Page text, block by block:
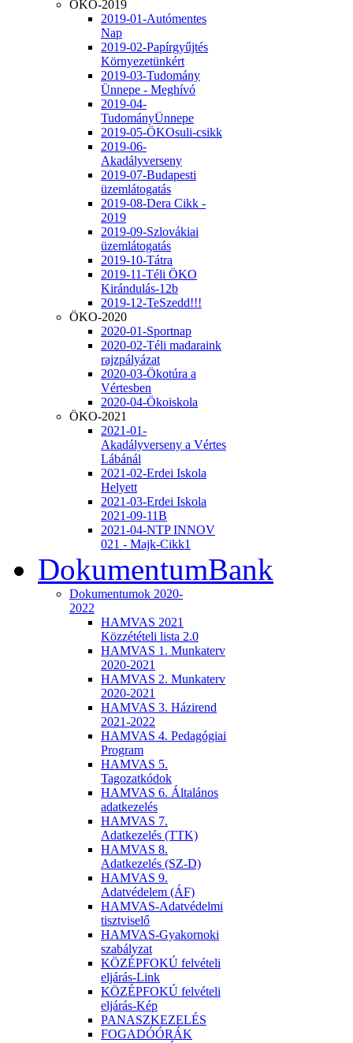
ÖKO-2019
2019-01-Autómentes
Nap
2019-02-Papírgyűjtés
Környezetünkért
2019-03-Tudomány
Ünnepe - Meghívó
2019-04-
TudományÜnnepe
2019-05-ÖKOsuli-csikk
2019-06-
Akadályverseny
2019-07-Budapesti
üzemlátogatás
2019-08-Dera Cikk -
2019
2019-09-Szlovákiai
üzemlátogatás
2019-10-Tátra
2019-11-Téli ÖKO
Kirándulás-12b
2019-12-TeSzedd!!!
ÖKO-2020
2020-01-Sportnap
2020-02-Téli madaraink
rajzpályázat
2020-03-Ökotúra a
Vértesben
2020-04-Ökoiskola
ÖKO-2021
2021-01-
Akadályverseny a Vértes
Lábánál
2021-02-Erdei Iskola
Helyett
2021-03-Erdei Iskola
2021-09-11B
2021-04-NTP INNOV
021 - Majk-Cikk1
DokumentumBank
Dokumentumok 2020-
2022
HAMVAS 2021
Közzétételi lista 2.0
HAMVAS 1. Munkaterv
2020-2021
HAMVAS 2. Munkaterv
2020-2021
HAMVAS 3. Házirend
2021-2022
HAMVAS 4. Pedagógiai
Program
HAMVAS 5.
Tagozatkódok
HAMVAS 6. Általános
adatkezelés
HAMVAS 7.
Adatkezelés (TTK)
HAMVAS 8.
Adatkezelés (SZ-D)
HAMVAS 9.
Adatvédelem (ÁF)
HAMVAS-Adatvédelmi
tisztviselő
HAMVAS-Gyakornoki
szabályzat
KÖZÉPFOKÚ felvételi
eljárás-Link
KÖZÉPFOKÚ felvételi
eljárás-Kép
PANASZKEZELÉS
FOGADÓÓRÁK